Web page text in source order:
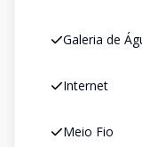
Galeria de
Internet
Meio Fio